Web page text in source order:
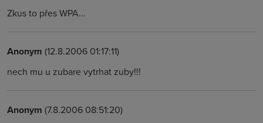
Zkus to přes WPA...
Anonym (12.8.2006 01:17:11)
nech mu u zubare vytrhat zuby!!!
Anonym (7.8.2006 08:51:20)